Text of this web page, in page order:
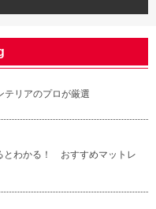
テリアのプロが厳選
とわかる！ おすすめマットレ